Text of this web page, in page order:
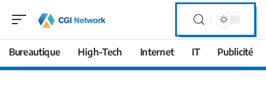
Bureautique High-Tech Internet IT Publicité